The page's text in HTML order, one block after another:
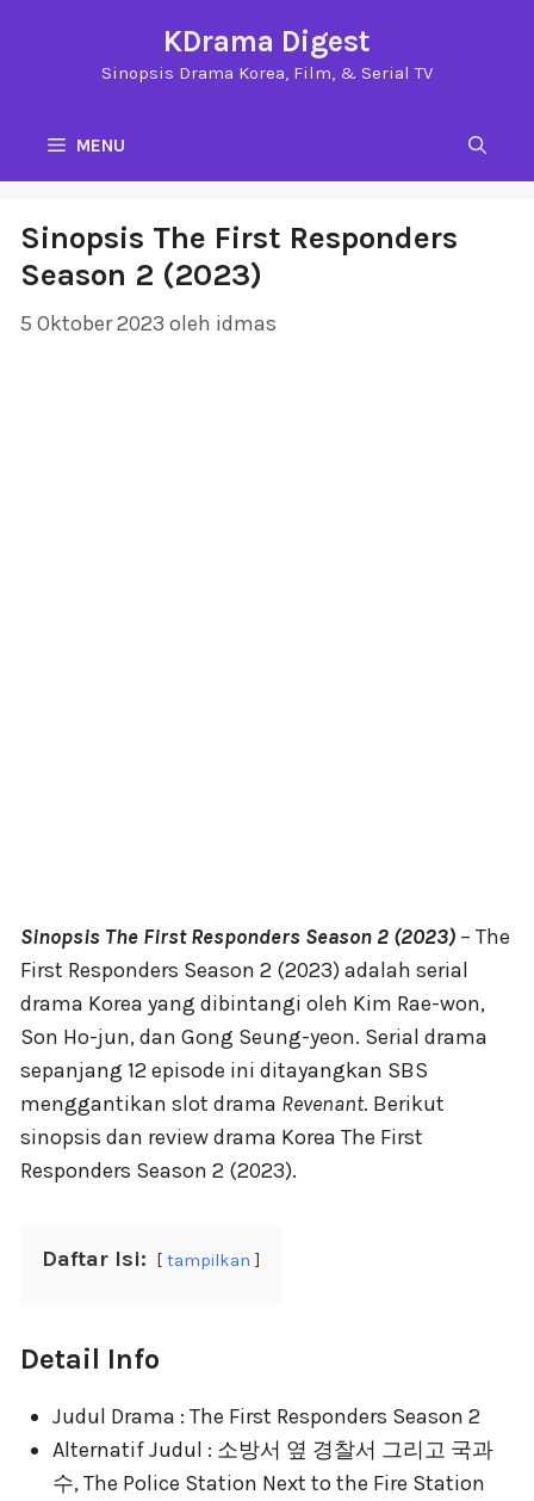
KDrama Digest
Sinopsis Drama Korea, Film, & Serial TV
MENU
Sinopsis The First Responders
Season 2 (2023)
5 Oktober 2023 oleh idmas
Sinopsis The First Responders Season 2 (2023) – The
First Responders Season 2 (2023) adalah serial
drama Korea yang dibintangi oleh Kim Rae-won,
Son Ho-jun, dan Gong Seung-yeon. Serial drama
sepanjang 12 episode ini ditayangkan SBS
menggantikan slot drama Revenant. Berikut
sinopsis dan review drama Korea The First
Responders Season 2 (2023).
Daftar Isi: tampilkan
Detail Info
Judul Drama : The First Responders Season 2
Alternatif Judul : 소방서 옆 경찰서 그리고 국과
수, The Police Station Next to the Fire Station